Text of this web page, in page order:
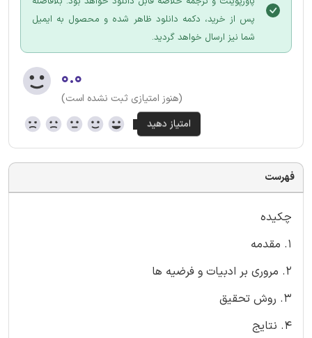
پس از خرید، دکمه دانلود ظاهر شده و محصول به ایمیل
شما نیز ارسال خواهد گردید.
۰.۰
(هنوز امتیازی ثبت نشده است)
فهرست
چکیده
1. مقدمه
2. مروری بر ادبیات و فرضیه ها
3. روش تحقیق
4. نتایج